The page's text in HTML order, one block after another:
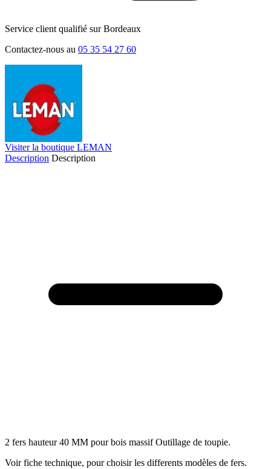
Service client qualifié sur Bordeaux
Contactez-nous au 05 35 54 27 60
Visiter la boutique LEMAN
Description Description
2 fers hauteur 40 MM pour bois massif Outillage de toupie.
Voir fiche technique, pour choisir les differents modèles de fers.